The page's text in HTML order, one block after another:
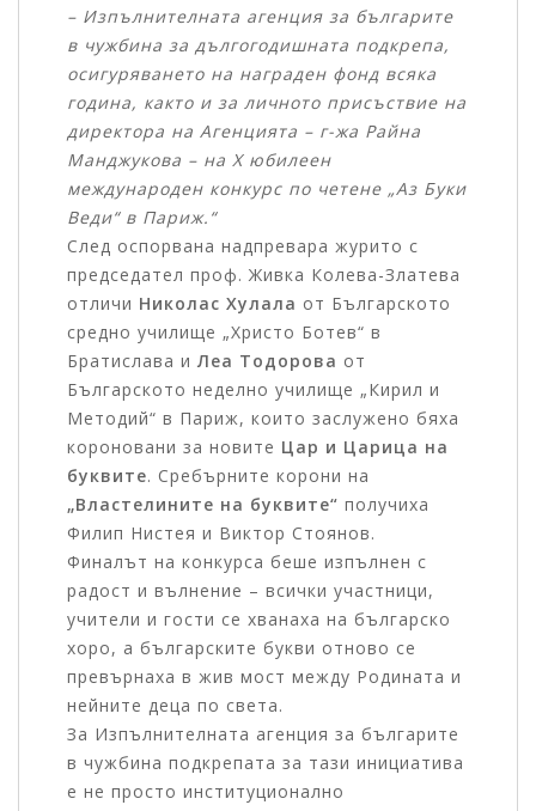
– Изпълнителната агенция за българите
в чужбина за дългогодишната подкрепа,
осигуряването на награден фонд всяка
година, както и за личното присъствие на
директора на Агенцията – г-жа Райна
Манджукова – на X юбилеен
международен конкурс по четене „Аз Буки
Веди“ в Париж.“
След оспорвана надпревара журито с
председател проф. Живка Колева-Златева
отличи Николас Хулала от Българското
средно училище „Христо Ботев“ в
Братислава и Леа Тодорова от
Българското неделно училище „Кирил и
Методий“ в Париж, които заслужено бяха
короновани за новите Цар и Царица на
буквите. Сребърните корони на
„Властелините на буквите“ получиха
Филип Нистея и Виктор Стоянов.
Финалът на конкурса беше изпълнен с
радост и вълнение – всички участници,
учители и гости се хванаха на българско
хоро, а българските букви отново се
превърнаха в жив мост между Родината и
нейните деца по света.
За Изпълнителната агенция за българите
в чужбина подкрепата за тази инициатива
е не просто институционално